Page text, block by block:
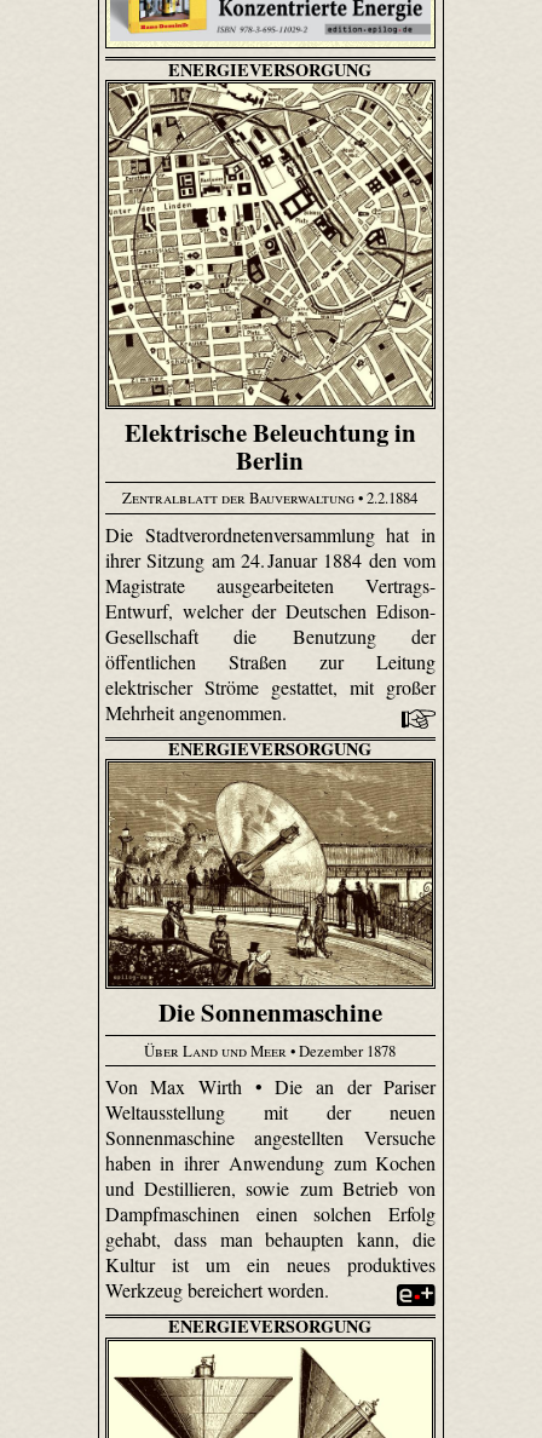
ENERGIEVERSORGUNG
Elektrische Beleuchtung in
Berlin
Zentralblatt der Bauverwaltung• 2.2.1884
Die Stadtverordnetenversammlung hat in
ihrer Sitzung am 24. Januar 1884 den vom
Magistrate ausgearbeiteten Vertrags-
Entwurf, welcher der Deutschen Edison-
Gesellschaft die Benutzung der
öffentlichen Straßen zur Leitung
elektrischer Ströme gestattet, mit großer
Mehrheit angenommen.
ENERGIEVERSORGUNG
Die Sonnenmaschine
Über Land und Meer• Dezember 1878
Von Max Wirth • Die an der Pariser
Weltausstellung mit der neuen
Sonnenmaschine angestellten Versuche
haben in ihrer Anwendung zum Kochen
und Destillieren, sowie zum Betrieb von
Dampfmaschinen einen solchen Erfolg
gehabt, dass man behaupten kann, die
Kultur ist um ein neues produktives
Werkzeug bereichert worden.
ENERGIEVERSORGUNG